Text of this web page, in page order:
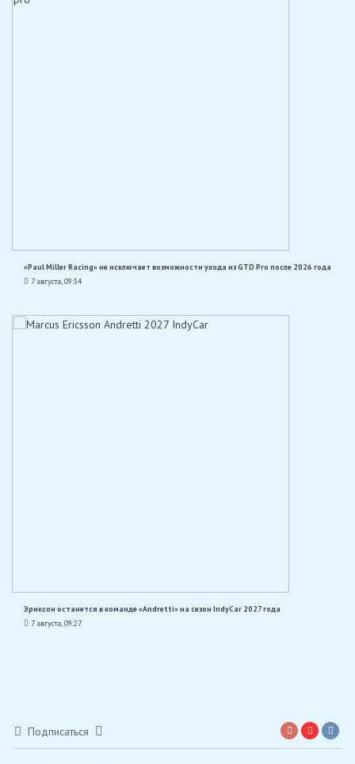
«Paul Miller Racing» не исключает возможности ухода из GTD Pro после 2026 года
7 августа, 09:34
Эриксон останется в команде «Andretti» на сезон IndyCar 2027 года
7 августа, 09:27
Подписаться